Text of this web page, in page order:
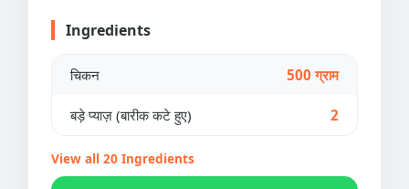
Ingredients
चिकन 500 ग्राम
बड़े प्याज़ (बारीक कटे हुए) 2
View all 20 Ingredients